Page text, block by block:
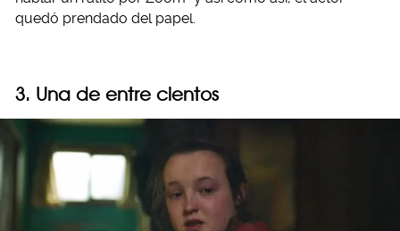
quedó prendado del papel.
3. Una de entre cientos